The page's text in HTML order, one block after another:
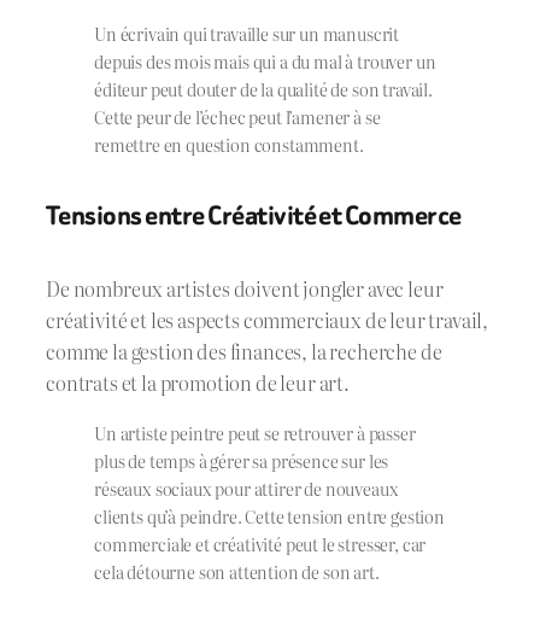
Un écrivain qui travaille sur un manuscrit
depuis des mois mais qui a du mal à trouver un
éditeur peut douter de la qualité de son travail.
Cette peur de l’échec peut l’amener à se
remettre en question constamment.
Tensions entre Créativité et Commerce
De nombreux artistes doivent jongler avec leur
créativité et les aspects commerciaux de leur travail,
comme la gestion des finances, la recherche de
contrats et la promotion de leur art.
Un artiste peintre peut se retrouver à passer
plus de temps à gérer sa présence sur les
réseaux sociaux pour attirer de nouveaux
clients qu’à peindre. Cette tension entre gestion
commerciale et créativité peut le stresser, car
cela détourne son attention de son art.